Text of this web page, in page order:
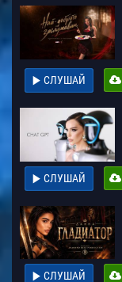
СЛУШАЙ
СЛУШАЙ
СЛУШАЙ